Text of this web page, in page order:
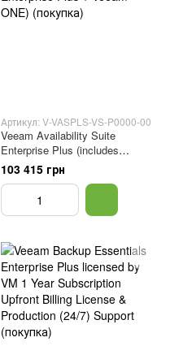
Артикул: V-VASPLS-VS-P0000-00
Veeam Availability Suite
Enterprise Plus (includes
Backup & Replication Enterprise
Plus + Veeam ONE) (покупка)
103 415 грн